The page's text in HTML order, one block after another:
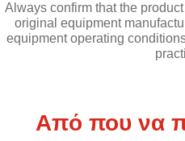
Always confirm that the
original equipment
equipment operating
Από που να